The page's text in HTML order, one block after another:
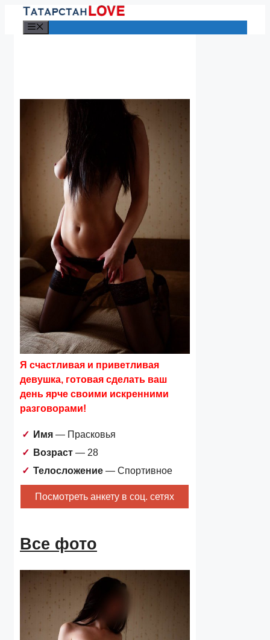
Перейти
Я счастливая и приветливая
девушка, готовая сделать ваш
день ярче своими искренними
разговорами!
Имя — Прасковья
Возраст — 28
Телосложение — Спортивное
Посмотреть анкету в соц. сетях
Все фото